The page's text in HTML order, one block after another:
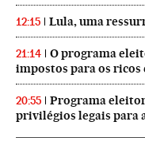
12:15 Lula, uma
21:14
O programa
impostos para os ricos
20:55
Programa
privilégios legais para